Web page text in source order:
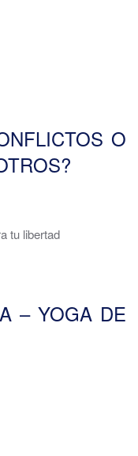
O
tu libertad
– YOGA DE